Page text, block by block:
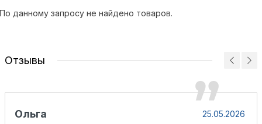
По данному запросу не найдено товаров.
Отзывы
Ольга 25.05.2026